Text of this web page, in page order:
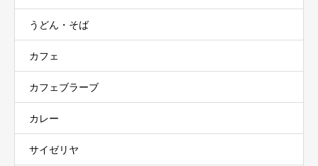
うどん・そば
カフェ
カフェブラーブ
カレー
サイゼリヤ